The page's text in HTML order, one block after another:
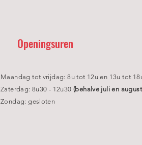
Openingsuren
Maandag tot vrijdag: 8u tot 12u en 13u tot
Zaterdag: 8u30 - 12u30 (behalve juli en
Zondag: gesloten